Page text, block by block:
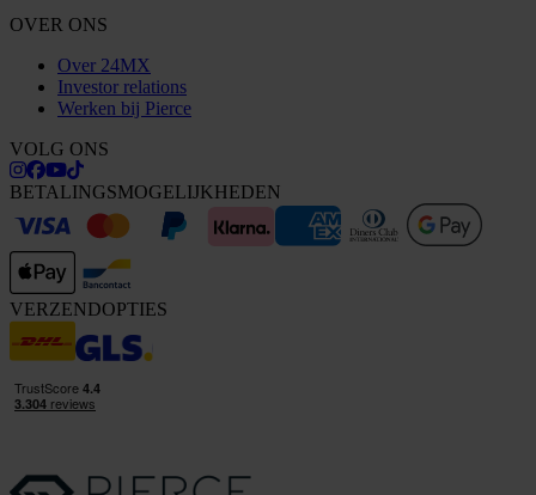
OVER ONS
Over 24MX
Investor relations
Werken bij Pierce
VOLG ONS
BETALINGSMOGELIJKHEDEN
VERZENDOPTIES